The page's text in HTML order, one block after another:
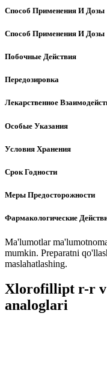
Способ Применения И Дозы
Способ Применения И Дозы
Побочные Действия
Передозировка
Лекарственное
Особые Указания
Условия Хранения
Срок Годности
Меры Предосторожности
Фармакологические
Ma'lumotlar
mumkin. Preparatni
maslahatlashing.
Xlorofillipt r-r v
analoglari